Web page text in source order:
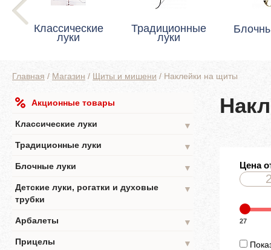
Классические
луки
Традиционные
луки
Главная / Магазин / Щиты и мишени / Наклейки на щиты
Акционные товары
Классические луки
▼
Традиционные луки
▼
Блочные луки
▼
Детские луки, рогатки и духовые
трубки
▼
Арбалеты
▼
Прицелы
▼
Цена
27